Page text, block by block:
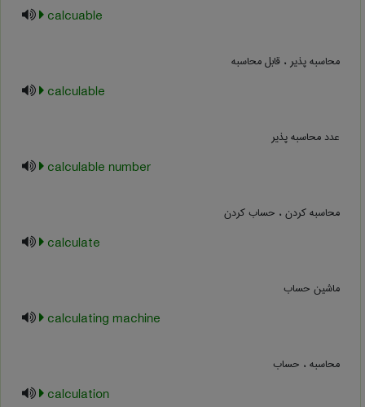
calcuable
محاسبه پذیر ، قابل محاسبه
calculable
عدد محاسبه پذیر
calculable number
محاسبه کردن ، حساب کردن
calculate
ماشین حساب
calculating machine
محاسبه ، حساب
calculation